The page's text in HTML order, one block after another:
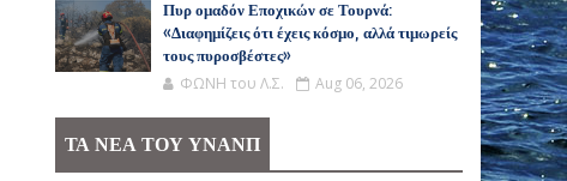
Πυρ ομαδόν Εποχικών σε Τουρνά:
«Διαφημίζεις ότι έχεις κόσμο, αλλά τιμωρείς
τους πυροσβέστες»
ΦΩΝΗ του Λ.Σ. Aug 06, 2026
ΤΑ ΝΕΑ ΤΟΥ ΥΝΑΝΠ